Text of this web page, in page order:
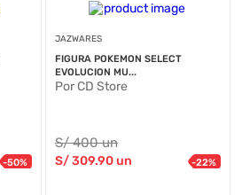
-50%
JAZWARES
FIGURA POKEMON SELECT
EVOLUCION MU...
Por CD Store
S/400 un
S/309.90un -22%